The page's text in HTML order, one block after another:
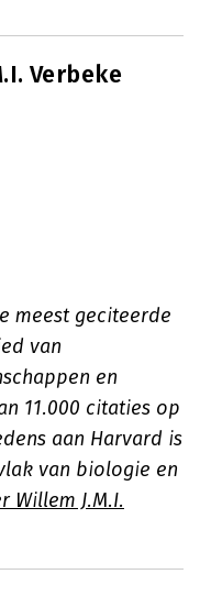
Verbeke
meest geciteerde
van
en
11.000 citaties op
aan Harvard is
van biologie en
Willem J.M.I.